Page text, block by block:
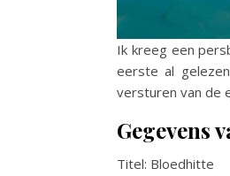
Ik kreeg een
eerste al
versturen van de
Gegevens
Titel: Bloedhitte